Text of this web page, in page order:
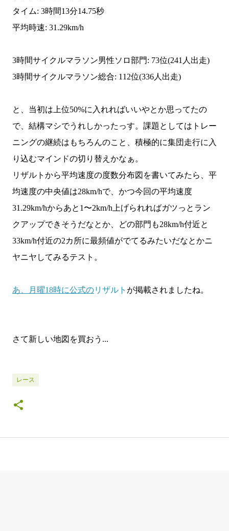
タイム: 3時間13分14.75秒
平均時速: 31.29km/h
3時間サイクルマラソン男性ソロ部門: 73位(241人出走)
3時間サイクルマラソン総合: 112位(336人出走)
と、当初は上位50%に入れればいいやとか思ってたの
で、結構マシでうれしかったっす。課題としてはトレー
ニングの継続はもちろんのこと、積極的に集団走行に入
り込むマインドの切り替えかなぁ。
リザルトから平均速度の度数分布図を書いてみたら、平
均速度の中央値は28km/hで、かつ今回の平均速度
31.29km/hからあと1〜2km/h上げられればガツっとラン
クアップできそうだなとか、どの部門も28km/h付近と
33km/h付近の2カ所に最頻値がでてるみたいだなとかニ
ヤニヤしてみるテスト。
あ、月曜18時に公式のリザルト が掲載されましたね。
さて新しい地図を買おう...
レース